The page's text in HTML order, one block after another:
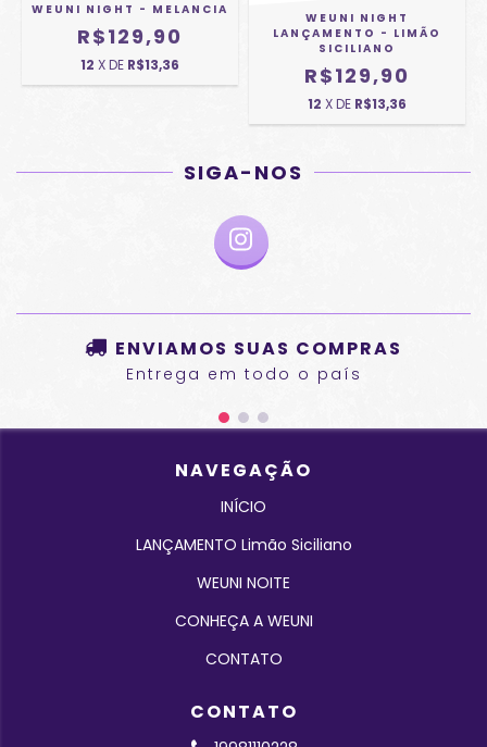
WEUNI NIGHT - MELANCIA
R$129,90
12 X DE R$13,36
WEUNI NIGHT
LANÇAMENTO - LIMÃO
SICILIANO
R$129,90
12 X DE R$13,36
SIGA-NOS
ENVIAMOS SUAS COMPRAS
Entrega em todo o país
NAVEGAÇÃO
INÍCIO
LANÇAMENTO Limão Siciliano
WEUNI NOITE
CONHEÇA A WEUNI
CONTATO
CONTATO